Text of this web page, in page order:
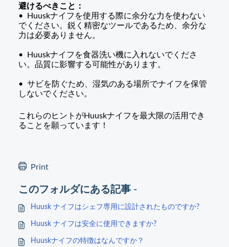
避けるべきこと：
•
Huuskナイフを使用する際に余分な力を使わない
でください。鋭く精密なツールであるため、余分な
力は必要ありません。
•
Huuskナイフを食器洗い機に入れないでくださ
い。品質に影響する可能性があります。
• サビを防ぐため、湿気のある場所でナイフを保管
しないでください。
これらのヒントがHuuskナイフを最大限の活用でき
ることを願っています！
Print
このフォルダにある記事 -
Huusk ナイフはシェフ専用に設計されたものですか?
Huusk ナイフは安全に使用できますか?
Huuskナイフの特徴はなんですか？